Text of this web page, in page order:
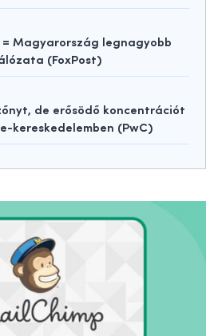
= Magyarország legnagyobb
(FoxPost)
de erősödő koncentrációt
kereskedelemben (PwC)